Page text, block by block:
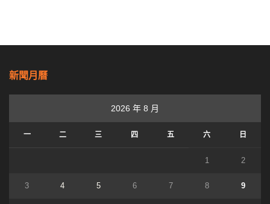
新聞月曆
2026 年 8 月
一 二 三 四 五 六 日
1 2
3 4 5 6 7 8 9